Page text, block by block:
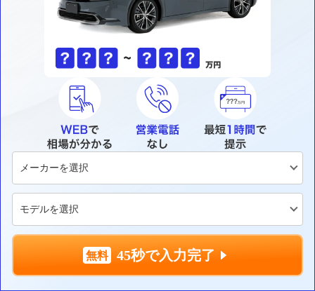
45秒で入力完了